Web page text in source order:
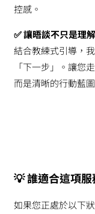
控感。
✅ 讓晤談不只是理
結合教練式引導，
「下一步」。讓您
而是清晰的行動藍圖
💡誰適合這項服
如果您正處於以下